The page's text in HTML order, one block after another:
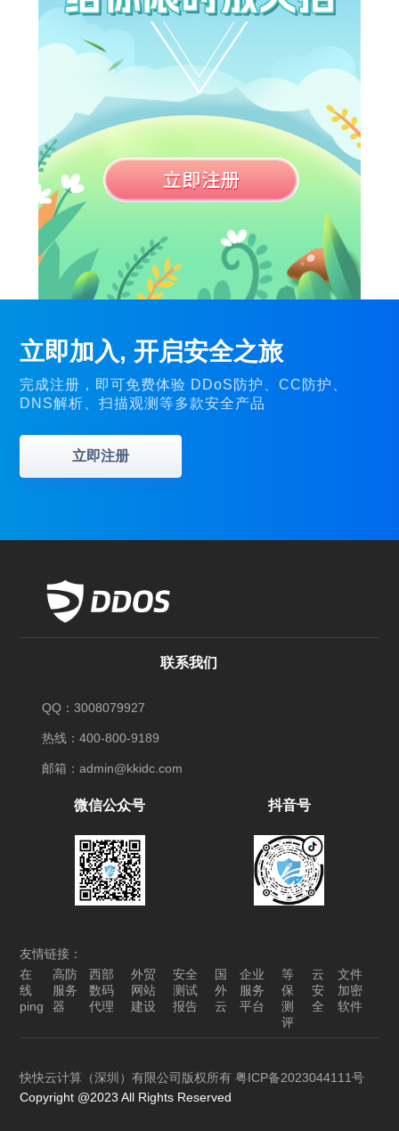
立即加入, 开启安全之旅
完成注册，即可免费体验 DDoS防护、CC防护、
DNS解析、扫描观测等多款安全产品
立即注册
联系我们
QQ：3008079927
热线：400-800-9189
邮箱：admin@kkidc.com
微信公众号 抖音号
友情链接：
在
线
ping
高防
服务
器
西部
数码
代理
外贸
网站
建设
安全
测试
报告
国
外
云
企业
服务
平台
等
保
测
评
云
安
全
文件
加密
软件
快快云计算（深圳）有限公司版权所有粤ICP备2023044111号
Copyright @2023 All Rights Reserved